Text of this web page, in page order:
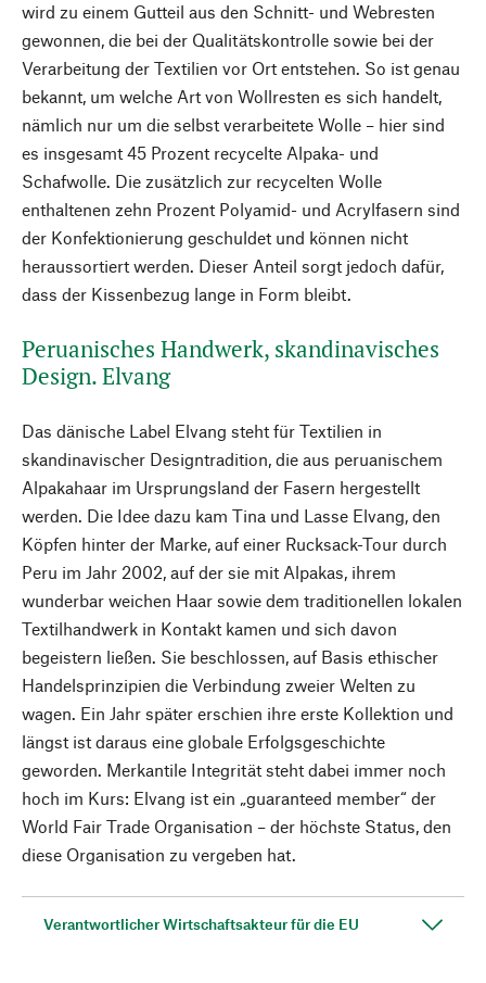
wird zu einem Gutteil aus den Schnitt- und Webresten
gewonnen, die bei der Qualitätskontrolle sowie bei der
Verarbeitung der Textilien vor Ort entstehen. So ist genau
bekannt, um welche Art von Wollresten es sich handelt,
nämlich nur um die selbst verarbeitete Wolle – hier sind
es insgesamt 45 Prozent recycelte Alpaka- und
Schafwolle. Die zusätzlich zur recycelten Wolle
enthaltenen zehn Prozent Polyamid- und Acrylfasern sind
der Konfektionierung geschuldet und können nicht
heraussortiert werden. Dieser Anteil sorgt jedoch dafür,
dass der Kissenbezug lange in Form bleibt.
Peruanisches Handwerk, skandinavisches
Design. Elvang
Das dänische Label Elvang steht für Textilien in
skandinavischer Designtradition, die aus peruanischem
Alpakahaar im Ursprungsland der Fasern hergestellt
werden. Die Idee dazu kam Tina und Lasse Elvang, den
Köpfen hinter der Marke, auf einer Rucksack-Tour durch
Peru im Jahr 2002, auf der sie mit Alpakas, ihrem
wunderbar weichen Haar sowie dem traditionellen lokalen
Textilhandwerk in Kontakt kamen und sich davon
begeistern ließen. Sie beschlossen, auf Basis ethischer
Handelsprinzipien die Verbindung zweier Welten zu
wagen. Ein Jahr später erschien ihre erste Kollektion und
längst ist daraus eine globale Erfolgsgeschichte
geworden. Merkantile Integrität steht dabei immer noch
hoch im Kurs: Elvang ist ein „guaranteed member“ der
World Fair Trade Organisation – der höchste Status, den
diese Organisation zu vergeben hat.
Verantwortlicher Wirtschaftsakteur für die EU